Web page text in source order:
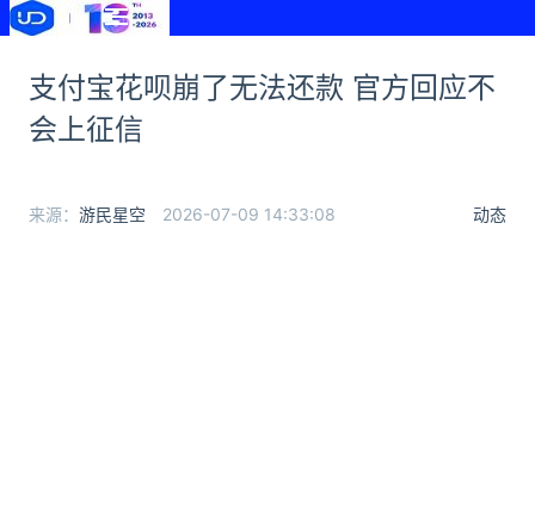
支付宝花呗崩了无法还款 官方回应不
会上征信
动态
来源： 游民星空 2026-07-09 14:33:08